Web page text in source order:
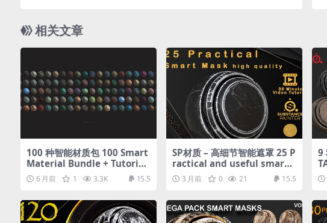
相关文章
100 种智能材质包 100 Smart
Material Bundle + Tutorial
+ Unique Materials
6 月前 1 3.3K 15.5
SP材质 – 高细节智能遮罩 25 P
ractical and useful smart
mask high quality + Video
Tutorial – VOL01
3 月前 0 21 15.5
9